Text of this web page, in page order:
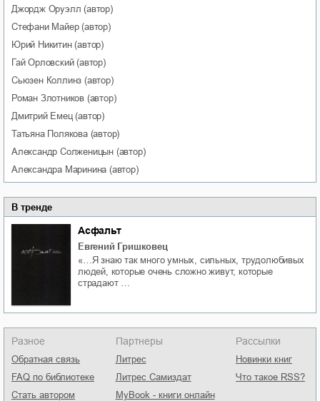
Джордж Оруэлл (автор)
Стефани Майер(автор)
Юрий Никитин(автор)
Гай Орловский(автор)
Сьюзен Коллинз (автор)
Роман Злотников (автор)
Дмитрий Емец(автор)
Татьяна Полякова(автор)
Александр Солженицын (автор)
Александра Маринина (автор)
В тренде
Асфальт
Евгений Гришковец
«…Я знаю так много умных, сильных, трудолюбивых
людей, которые очень сложно живут, которые
страдают …
Разное
Обратная связь
FAQ по библиотеке
Стать автором
Партнеры
Литрес
Литрес Самиздат
MyBook - книги онлайн
Рассылки
Новинки книг
Что такое RSS?